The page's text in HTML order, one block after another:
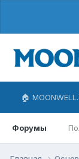
🏠
Форумы